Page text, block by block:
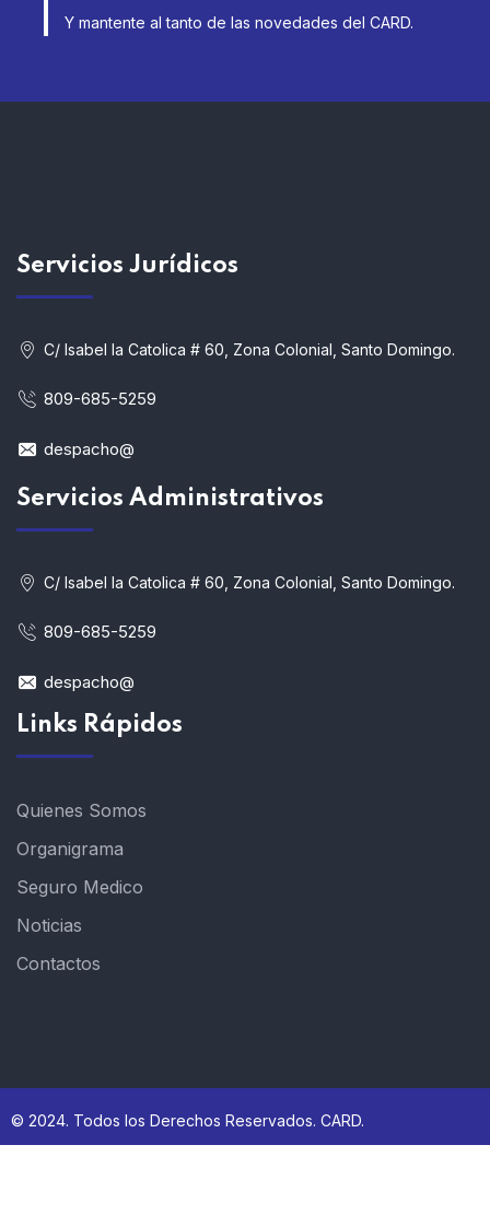
Y mantente al tanto de las novedades del CARD.
Servicios Jurídicos
C/ Isabel la Catolica # 60, Zona Colonial, Santo Domingo.
809-685-5259
despacho@
Servicios Administrativos
C/ Isabel la Catolica # 60, Zona Colonial, Santo Domingo.
809-685-5259
despacho@
Links Rápidos
Quienes Somos
Organigrama
Seguro Medico
Noticias
Contactos
© 2024. Todos los Derechos Reservados. CARD.